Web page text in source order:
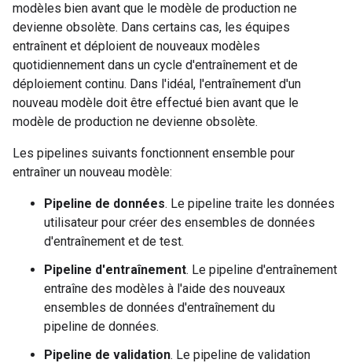
modèles bien avant que le modèle de production ne
devienne obsolète. Dans certains cas, les équipes
entraînent et déploient de nouveaux modèles
quotidiennement dans un cycle d'entraînement et de
déploiement continu. Dans l'idéal, l'entraînement d'un
nouveau modèle doit être effectué bien avant que le
modèle de production ne devienne obsolète.
Les pipelines suivants fonctionnent ensemble pour
entraîner un nouveau modèle:
Pipeline de données. Le pipeline traite les données
utilisateur pour créer des ensembles de données
d'entraînement et de test.
Pipeline d'entraînement. Le pipeline d'entraînement
entraîne des modèles à l'aide des nouveaux
ensembles de données d'entraînement du
pipeline de données.
Pipeline de validation. Le pipeline de validation